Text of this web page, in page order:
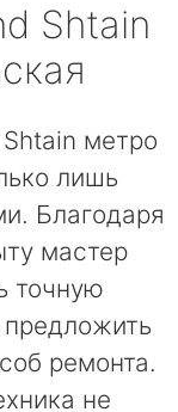
Shtain
метро
лишь
Благодаря
мастер
точную
ремонта.
не